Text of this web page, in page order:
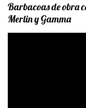
Barbacoas de obra
MerlinyGamma